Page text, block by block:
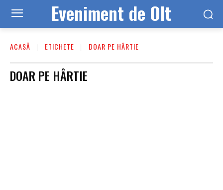
Eveniment de Olt
ACASĂ ETICHETE DOAR PE HÂRTIE
DOAR PE HÂRTIE